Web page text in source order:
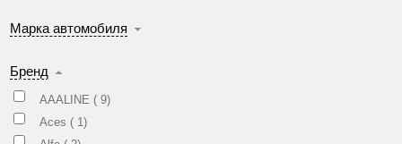
Марка автомобиля
Бренд
AAALINE ( 9)
Aces ( 1)